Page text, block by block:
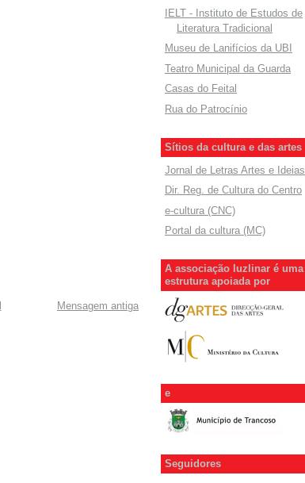
Mensagem antiga
IELT - Instituto de Estudos de
Literatura Tradicional
Museu de Lanifícios da UBI
Teatro Municipal da Guarda
Casas do Feital
Rua do Patrocínio
Sítios da cultura e das artes
Jornal de Letras Artes e Ideias
Dir. Reg. de Cultura do Centro
e-cultura (CNC)
Portal da cultura (MC)
A associação luzlinar é uma
estrutura apoiada por
e
Seguidores